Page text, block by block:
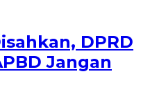
DPRD
Jangan